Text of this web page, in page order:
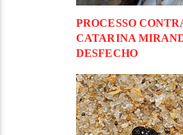
PROCESSO
CATARINA
DESFECHO